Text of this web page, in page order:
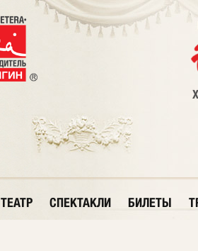
ТЕАТР СПЕКТАКЛИ БИЛЕТЫ